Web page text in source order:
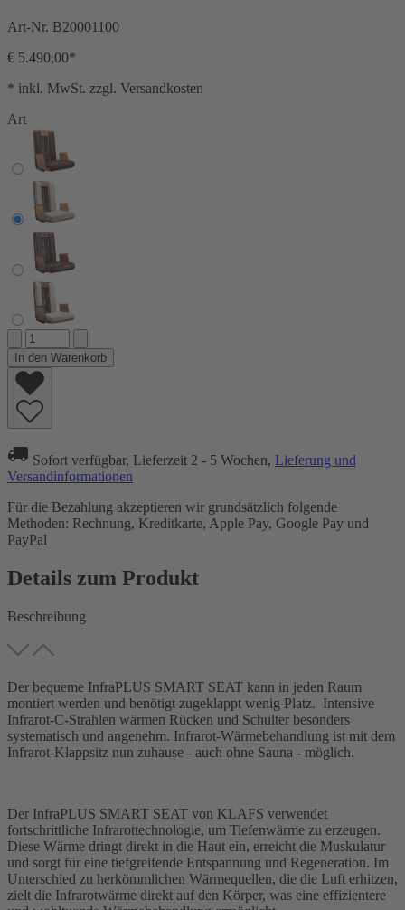
Art-Nr. B20001100
€ 5.490,00*
* inkl. MwSt. zzgl. Versandkosten
Art
In den Warenkorb
Sofort verfügbar, Lieferzeit 2 - 5 Wochen, Lieferung und
Versandinformationen
Für die Bezahlung akzeptieren wir grundsätzlich folgende
Methoden: Rechnung, Kreditkarte, Apple Pay, Google Pay und
PayPal
Details zum Produkt
Beschreibung
Der bequeme InfraPLUS SMART SEAT kann in jeden Raum
montiert werden und benötigt zugeklappt wenig Platz. Intensive
Infrarot-C-Strahlen wärmen Rücken und Schulter besonders
systematisch und angenehm. Infrarot-Wärmebehandlung ist mit dem
Infrarot-Klappsitz nun zuhause - auch ohne Sauna - möglich.
Der InfraPLUS SMART SEAT von KLAFS verwendet
fortschrittliche Infrarottechnologie, um Tiefenwärme zu erzeugen.
Diese Wärme dringt direkt in die Haut ein, erreicht die Muskulatur
und sorgt für eine tiefgreifende Entspannung und Regeneration. Im
Unterschied zu herkömmlichen Wärmequellen, die die Luft erhitzen,
zielt die Infrarotwärme direkt auf den Körper, was eine effizientere